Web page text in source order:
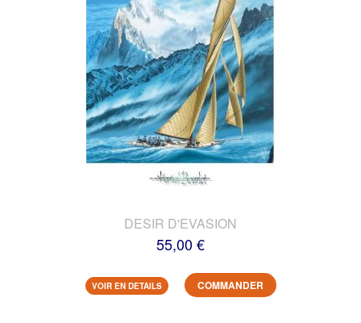
DESIR D'EVASION
55,00 €
VOIR EN DETAILS COMMANDER